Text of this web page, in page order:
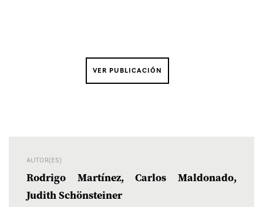
VER PUBLICACIÓN
AUTOR(ES)
Rodrigo Martínez, Carlos Maldonado,
Judith Schönsteiner